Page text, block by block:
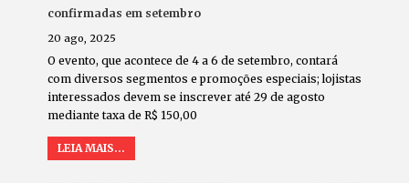
confirmadas em setembro
20 ago, 2025
O evento, que acontece de 4 a 6 de setembro, contará
com diversos segmentos e promoções especiais; lojistas
interessados devem se inscrever até 29 de agosto
mediante taxa de R$ 150,00
LEIA MAIS...